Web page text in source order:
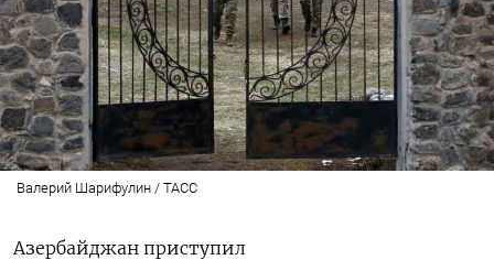
Валерий Шарифулин / ТАСС
Азербайджан приступил